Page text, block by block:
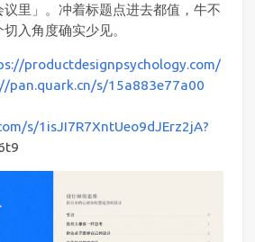
里」。冲着标题点进去都值，牛不
入角度确实少见。
productdesignpsychology.com/
pan.quark.cn/s/15a883e77a00
s/1isJI7R7XntUeo9dJErz2jA?